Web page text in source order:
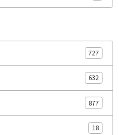
727
632
877
18